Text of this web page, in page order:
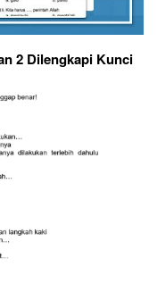
2 Dilengkapi Kunci